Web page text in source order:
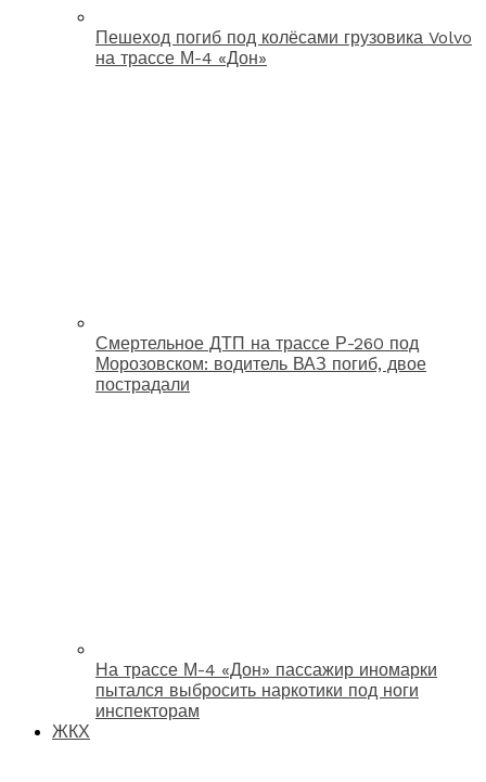
Пешеход погиб под колёсами грузовика Volvo
на трассе М-4 «Дон»
Смертельное ДТП на трассе Р-260 под
Морозовском: водитель ВАЗ погиб, двое
пострадали
На трассе М-4 «Дон» пассажир иномарки
пытался выбросить наркотики под ноги
инспекторам
ЖКХ